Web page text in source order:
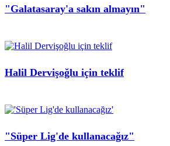
"Galatasaray'a sakın almayın"
Halil Dervişoğlu için teklif
"Süper Lig'de kullanacağız"